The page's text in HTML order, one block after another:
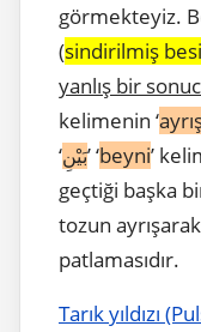
görmekteyiz.
(sindirilmiş
yanlış bir
kelimenin ‘
‘بَيْنِ’ ‘beyni’
geçtiği başka
tozun
patlamasıdır.
Tarık yıldızı